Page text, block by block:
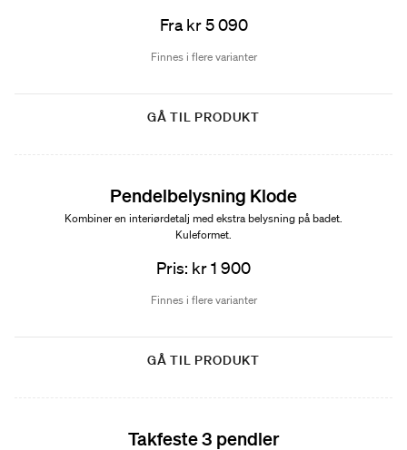
Fra kr 5 090
Finnes i flere varianter
GÅ TIL PRODUKT
Pendelbelysning Klode
Kombiner en interiørdetalj med ekstra belysning på badet.
Kuleformet.
Pris: kr 1 900
Finnes i flere varianter
GÅ TIL PRODUKT
Takfeste 3 pendler